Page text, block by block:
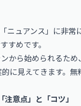
ニュアンス」に非
すめです。
から始められるた
に見えてきます。
意点」と「コツ」